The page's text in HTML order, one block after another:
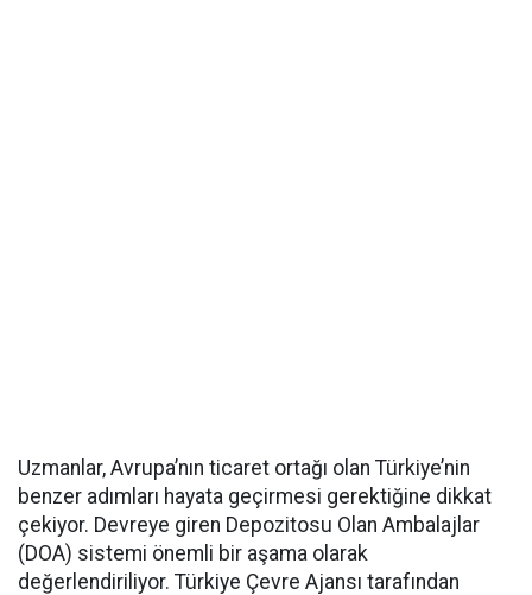
Uzmanlar, Avrupa’nın ticaret ortağı olan Türkiye’nin
benzer adımları hayata geçirmesi gerektiğine dikkat
çekiyor. Devreye giren Depozitosu Olan Ambalajlar
(DOA) sistemi önemli bir aşama olarak
değerlendiriliyor. Türkiye Çevre Ajansı tarafından